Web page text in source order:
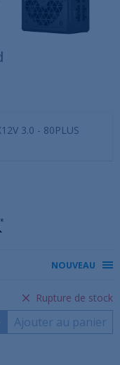
3.0 - 80PLUS
NOUVEAU
Rupture de stock
Ajouter au panier